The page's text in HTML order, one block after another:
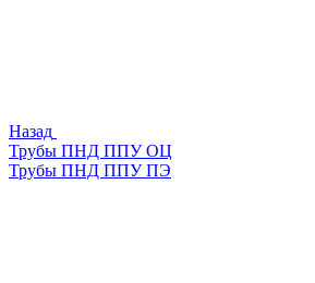
Назад
Трубы ПНД ППУ ОЦ
Трубы ПНД ППУ ПЭ